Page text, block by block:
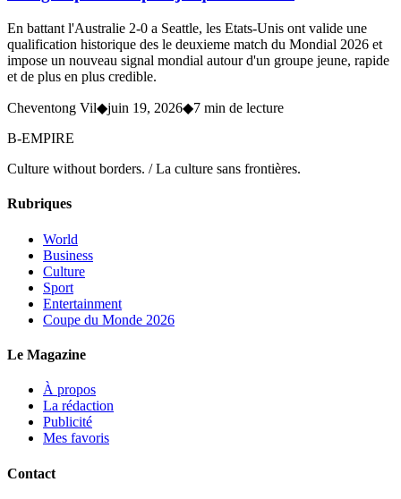
En battant l'Australie 2-0 a Seattle, les Etats-Unis ont valide une
qualification historique des le deuxieme match du Mondial 2026 et
impose un nouveau signal mondial autour d'un groupe jeune, rapide
et de plus en plus credible.
Cheventong Vil◆juin 19, 2026◆7 min de lecture
B-EMPIRE
Culture without borders. / La culture sans frontières.
Rubriques
World
Business
Culture
Sport
Entertainment
Coupe du Monde 2026
Le Magazine
À propos
La rédaction
Publicité
Mes favoris
Contact